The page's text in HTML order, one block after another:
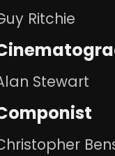
Ritchie
Stewart